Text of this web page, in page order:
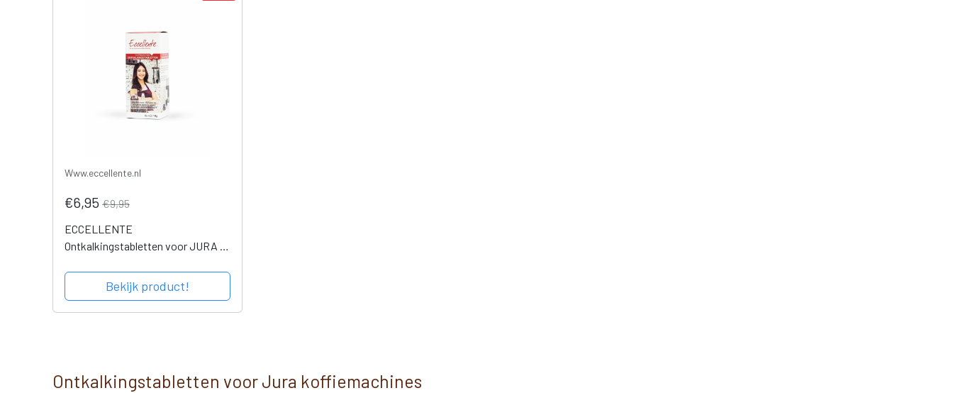
Www.eccellente.nl
€6,95 €9,95
ECCELLENTE
Ontkalkingstabletten voor JURA -
Bekijk product!
Ontkalkingstabletten voor Jura koffiemachines